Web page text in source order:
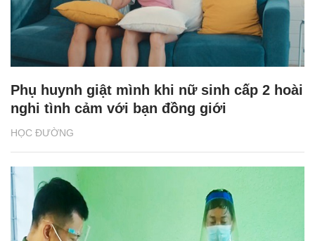
HỌC ĐƯỜNG
Phụ huynh giật mình khi nữ sinh cấp 2 hoài
nghi tình cảm với bạn đồng giới